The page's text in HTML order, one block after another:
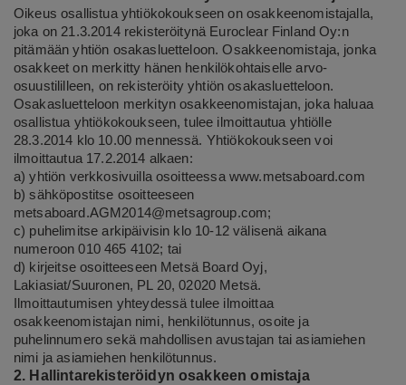
Oikeus osallistua yhtiökokoukseen on osakkeenomistajalla,
joka on 21.3.2014 rekisteröitynä Euroclear Finland Oy:n
pitämään yhtiön osakasluetteloon. Osakkeenomistaja, jonka
osakkeet on merkitty hänen henkilökohtaiselle arvo-
osuustililleen, on rekisteröity yhtiön osakasluetteloon.
Osakasluetteloon merkityn osakkeenomistajan, joka haluaa
osallistua yhtiökokoukseen, tulee ilmoittautua yhtiölle
28.3.2014 klo 10.00 mennessä. Yhtiökokoukseen voi
ilmoittautua 17.2.2014 alkaen:
a) yhtiön verkkosivuilla osoitteessa www.metsaboard.com
b) sähköpostitse osoitteeseen
metsaboard.AGM2014@metsagroup.com;
c) puhelimitse arkipäivisin klo 10-12 välisenä aikana
numeroon 010 465 4102; tai
d) kirjeitse osoitteeseen Metsä Board Oyj,
Lakiasiat/Suuronen, PL 20, 02020 Metsä.
Ilmoittautumisen yhteydessä tulee ilmoittaa
osakkeenomistajan nimi, henkilötunnus, osoite ja
puhelinnumero sekä mahdollisen avustajan tai asiamiehen
nimi ja asiamiehen henkilötunnus.
2. Hallintarekisteröidyn osakkeen omistaja